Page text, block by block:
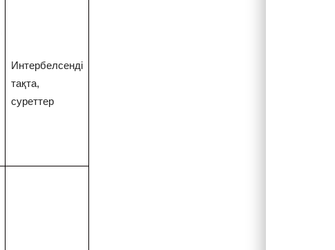
Интербелсенді
тақта,
суреттер